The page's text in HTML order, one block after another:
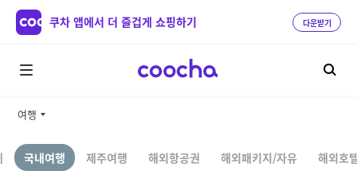
쿠차 앱에서 더 즐겁게 쇼핑하기 다운받기
여행
국내여행 제주여행 해외항공권 해외패키지/자유 해외호